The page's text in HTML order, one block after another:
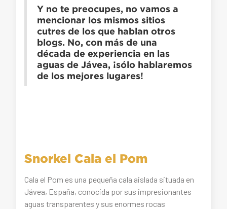
Y no te preocupes, no vamos a
mencionar los mismos sitios
cutres de los que hablan otros
blogs. No, con más de una
década de experiencia en las
aguas de Jávea, ¡sólo hablaremos
de los mejores lugares!
Snorkel Cala el Pom
Cala el Pom es una pequeña cala aislada situada en
Jávea, España, conocida por sus impresionantes
aguas transparentes y sus enormes rocas